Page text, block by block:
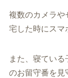
複数のカメラや
宅した時にスマ
また、寝てい
のお留守番を見